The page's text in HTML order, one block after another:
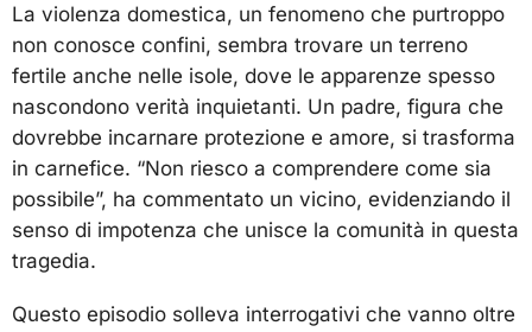
La violenza domestica, un fenomeno che purtroppo
non conosce confini, sembra trovare un terreno
fertile anche nelle isole, dove le apparenze spesso
nascondono verità inquietanti. Un padre, figura che
dovrebbe incarnare protezione e amore, si trasforma
in carnefice. “Non riesco a comprendere come sia
possibile”, ha commentato un vicino, evidenziando il
senso di impotenza che unisce la comunità in questa
tragedia.
Questo episodio solleva interrogativi che vanno oltre